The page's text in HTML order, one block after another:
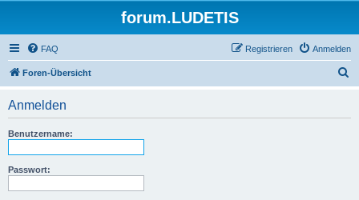
forum.LUDETIS
FAQ Anmelden
Registrieren
Foren-Übersicht
Anmelden
Benutzername:
Passwort: